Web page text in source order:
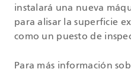
instalará una nueva
para alisar la superficie
como un puesto de
Para más información